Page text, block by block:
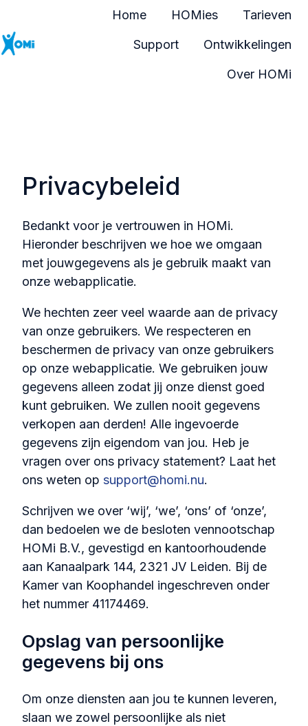
Home HOMies Tarieven
Support Ontwikkelingen
Over HOMi
Privacybeleid
Bedankt voor je vertrouwen in HOMi.
Hieronder beschrijven we hoe we omgaan
met jouwgegevens als je gebruik maakt van
onze webapplicatie.
We hechten zeer veel waarde aan de privacy
van onze gebruikers. We respecteren en
beschermen de privacy van onze gebruikers
op onze webapplicatie. We gebruiken jouw
gegevens alleen zodat jij onze dienst goed
kunt gebruiken. We zullen nooit gegevens
verkopen aan derden! Alle ingevoerde
gegevens zijn eigendom van jou. Heb je
vragen over ons privacy statement? Laat het
ons weten op support@homi.nu.
Schrijven we over ‘wij’, ‘we’, ‘ons’ of ‘onze’,
dan bedoelen we de besloten vennootschap
HOMi B.V., gevestigd en kantoorhoudende
aan Kanaalpark 144, 2321 JV Leiden. Bij de
Kamer van Koophandel ingeschreven onder
het nummer 41174469.
Opslag van persoonlijke
gegevens bij ons
Om onze diensten aan jou te kunnen leveren,
slaan we zowel persoonlijke als niet